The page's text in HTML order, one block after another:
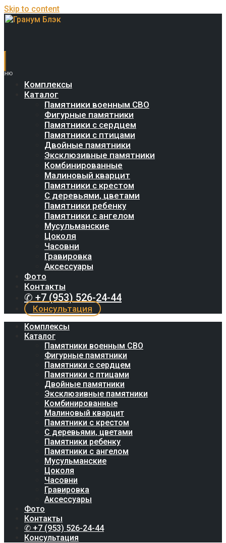
Skip to content
Комплексы
Каталог
Памятники военным СВО
Фигурные памятники
Памятники с сердцем
Памятники с птицами
Двойные памятники
Эксклюзивные памятники
Комбинированные
Малиновый кварцит
Памятники с крестом
С деревьями, цветами
Памятники ребенку
Памятники с ангелом
Мусульманские
Цоколя
Часовни
Гравировка
Аксессуары
Фото
Контакты
✆ +7 (953) 526-24-44
Консультация
Комплексы
Каталог
Памятники военным СВО
Фигурные памятники
Памятники с сердцем
Памятники с птицами
Двойные памятники
Эксклюзивные памятники
Комбинированные
Малиновый кварцит
Памятники с крестом
С деревьями, цветами
Памятники ребенку
Памятники с ангелом
Мусульманские
Цоколя
Часовни
Гравировка
Аксессуары
Фото
Контакты
✆ +7 (953) 526-24-44
Консультация